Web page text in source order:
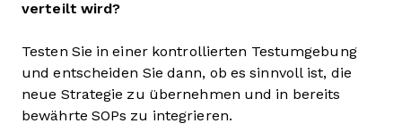
verteilt wird?
Testen Sie in einer kontrollierten Testumgebung
und entscheiden Sie dann, ob es sinnvoll ist, die
neue Strategie zu übernehmen und in bereits
bewährte SOPs zu integrieren.